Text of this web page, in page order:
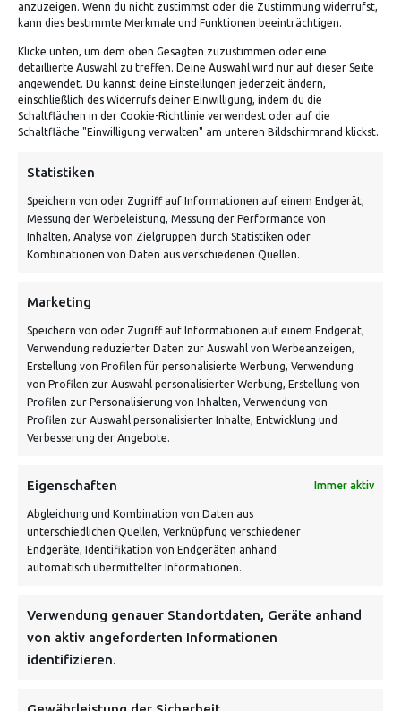
anzuzeigen. Wenn du nicht zustimmst oder die Zustimmung widerrufst,
kann dies bestimmte Merkmale und Funktionen beeinträchtigen.
Klicke unten, um dem oben Gesagten zuzustimmen oder eine
detaillierte Auswahl zu treffen. Deine Auswahl wird nur auf dieser Seite
angewendet. Du kannst deine Einstellungen jederzeit ändern,
einschließlich des Widerrufs deiner Einwilligung, indem du die
Schaltflächen in der Cookie-Richtlinie verwendest oder auf die
Schaltfläche "Einwilligung verwalten" am unteren Bildschirmrand klickst.
Statistiken
Speichern von oder Zugriff auf Informationen auf einem Endgerät,
Messung der Werbeleistung, Messung der Performance von
Inhalten, Analyse von Zielgruppen durch Statistiken oder
Kombinationen von Daten aus verschiedenen Quellen.
Marketing
Speichern von oder Zugriff auf Informationen auf einem Endgerät,
Verwendung reduzierter Daten zur Auswahl von Werbeanzeigen,
Erstellung von Profilen für personalisierte Werbung, Verwendung
von Profilen zur Auswahl personalisierter Werbung, Erstellung von
Profilen zur Personalisierung von Inhalten, Verwendung von
Profilen zur Auswahl personalisierter Inhalte, Entwicklung und
Verbesserung der Angebote.
Eigenschaften Immer aktiv
Abgleichung und Kombination von Daten aus
unterschiedlichen Quellen, Verknüpfung verschiedener
Endgeräte, Identifikation von Endgeräten anhand
automatisch übermittelter Informationen.
Verwendung genauer Standortdaten, Geräte anhand
von aktiv angeforderten Informationen
identifizieren.
ADRESSE
Von Tiling GmbH
Bahnhofstraße 3, 06268 Nemsdorf-Göhrendorf
Kontakt: Mo - Fr von 10:00 bis 18:00 Uhr
info@vontiling.de
Schnell und grün versendet:
VERSANDKOSTENHINWEIS:
NEWSLETTER